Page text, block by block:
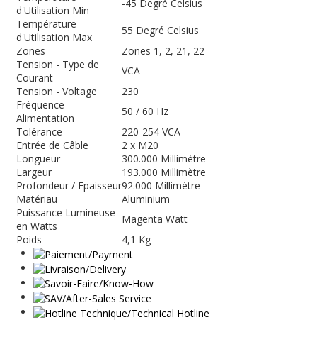
d'Utilisation Min
-45 Degré Celsius
Température
d'Utilisation Max
55 Degré Celsius
Zones
Zones 1, 2, 21, 22
Tension - Type de
Courant
VCA
Tension - Voltage
230
Fréquence
Alimentation
50 / 60 Hz
Tolérance
220-254 VCA
Entrée de Câble
2 x M20
Longueur
300.000 Millimètre
Largeur
193.000 Millimètre
Profondeur / Epaisseur92.000 Millimètre
Matériau
Aluminium
Puissance Lumineuse
en Watts
Magenta Watt
Poids
4,1 Kg